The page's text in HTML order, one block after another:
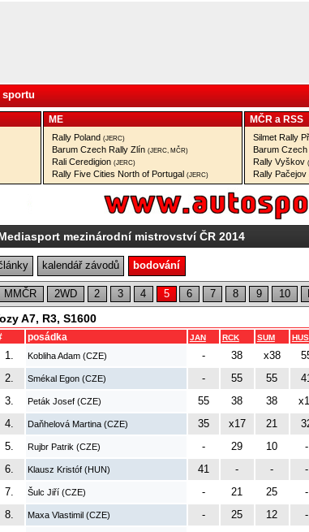
sportu
ME
Rally Poland (JERC)
Barum Czech Rally Zlín (JERC, MČR)
Rali Ceredigion (JERC)
Rally Five Cities North of Portugal (JERC)
MČR a RSS
Silmet Rally
Barum
Rally Vyškov
Rally Pačejov
mezinárodní mistrovství ČR 2014
kalendář závodů bodování
MMČR 2WD 2 3 4 5 6 7 8 9 10
A7, R3, S1600
posádka JAN RCK SUM HUS
1. Kobliha Adam (CZE) - 38 x38
2.
Smékal Egon (CZE) - 55 55
3.
Peták Josef (CZE) 55 38 38
4.
Daňhelová Martina (CZE) 35 x17 21
5.
Rujbr Patrik (CZE) - 29 10 -
6.
Klausz Kristóf (HUN) 41 - - -
7.
Šulc Jiří (CZE) - 21 25 -
8.
Maxa Vlastimil (CZE) - 25 12 -